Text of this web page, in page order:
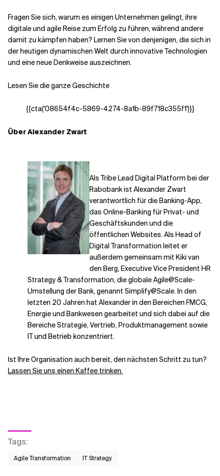
Fragen Sie sich, warum es einigen Unternehmen gelingt, ihre
digitale und agile Reise zum Erfolg zu führen, während andere
damit zu kämpfen haben? Lernen Sie von denjenigen, die sich in
der heutigen dynamischen Welt durch innovative Technologien
und eine neue Denkweise auszeichnen.
Lesen Sie die ganze Geschichte
{{cta('08654f4c-5869-4274-8a1b-89f718c355f1')}}
Über Alexander Zwart
Als Tribe Lead Digital Platform bei der
Rabobank ist Alexander Zwart
verantwortlich für die Banking-App,
das Online-Banking für Privat- und
Geschäftskunden und die
öffentlichen Websites. Als Head of
Digital Transformation leitet er
außerdem gemeinsam mit Kiki van
den Berg, Executive Vice President HR
Strategy & Transformation, die globale Agile@Scale-
Umstellung der Bank, genannt Simplify@Scale. In den
letzten 20 Jahren hat Alexander in den Bereichen FMCG,
Energie und Bankwesen gearbeitet und sich dabei auf die
Bereiche Strategie, Vertrieb, Produktmanagement sowie
IT und Betrieb konzentriert.
Ist Ihre Organisation auch bereit, den nächsten Schritt zu tun?
Lassen Sie uns einen Kaffee trinken.
Tags:
Agile Transformation IT Strategy